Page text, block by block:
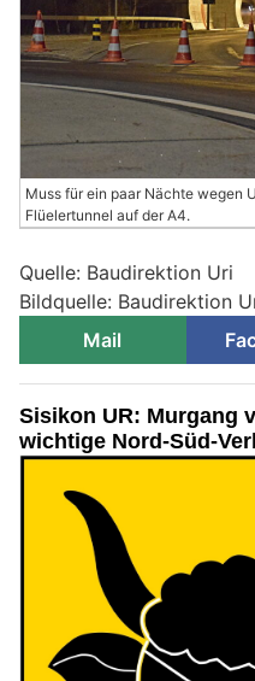
Muss für ein paar Nächte wegen
Flüelertunnel auf der A4.
Quelle: Baudirektion Uri
Bildquelle: Baudirektion
Mail
Sisikon UR: Murgang
wichtige Nord-Süd-